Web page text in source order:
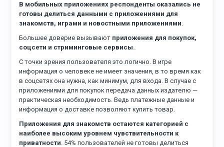
В мобильных приложениях респонденты оказались не
готовы делиться данными с приложениями для
знакомств, играми и новостными приложениями.
Большее доверие вызывают приложения для покупок,
соцсети и стриминговые сервисы.
С точки зрения пользователя это логично. В игре
информация о человеке не имеет значения, в то время как
в соцсетях она нужна, как минимум, для входа. В случае с
приложениями для покупок передача данных издателю —
практическая необходимость. Ведь платежные данные и
информация о доставке позволяют купить товар.
Приложения для знакомств остаются категорией с
наиболее высоким уровнем чувствительности к
приватности. 54% пользователей не готовы делиться